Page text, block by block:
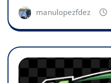
manulopezfdez